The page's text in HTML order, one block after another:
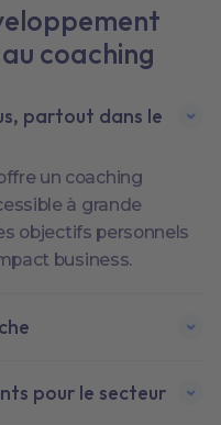
coaching
partout dans le
un coaching
à grande
objectifs personnels
business.
pour le secteur